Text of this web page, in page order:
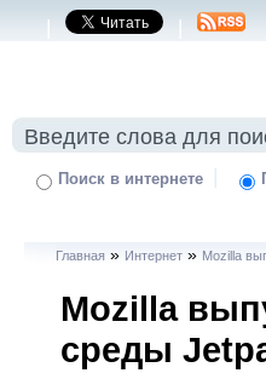
| |
Поиск в интернете |
Главная » Интернет » Mozilla
Mozilla
среды